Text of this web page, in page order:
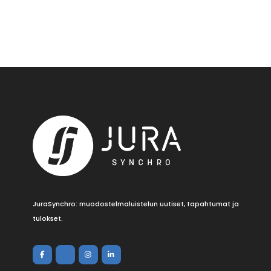
JuraSynchro: muodostelmaluistelun uutiset, tapahtumat ja
tulokset.